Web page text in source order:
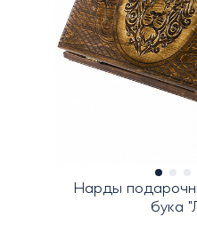
Нарды
бука